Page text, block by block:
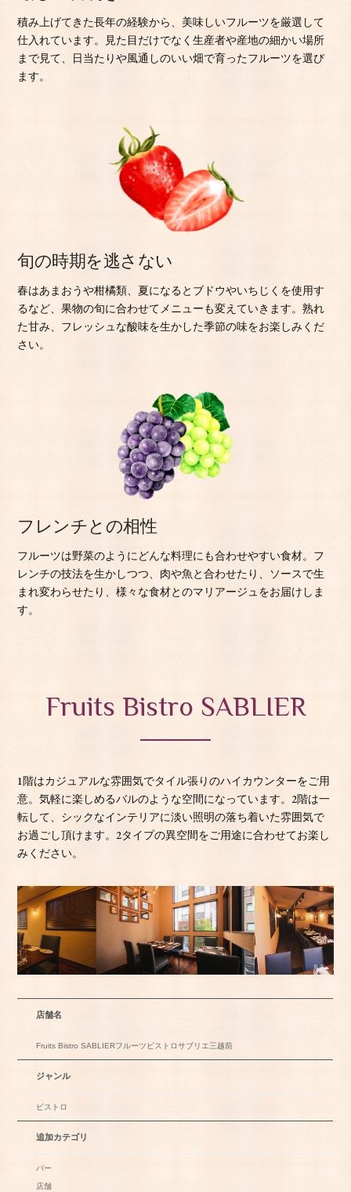
積み上げてきた長年の経験から、美味しいフルーツを厳選して
仕入れています。見た目だけでなく生産者や産地の細かい場所
まで見て、日当たりや風通しのいい畑で育ったフルーツを選び
ます。
旬の時期を逃さない
春はあまおうや柑橘類、夏になるとブドウやいちじくを使用す
るなど、果物の旬に合わせてメニューも変えていきます。熟れ
た甘み、フレッシュな酸味を生かした季節の味をお楽しみくだ
さい。
フレンチとの相性
フルーツは野菜のようにどんな料理にも合わせやすい食材。フ
レンチの技法を生かしつつ、肉や魚と合わせたり、ソースで生
まれ変わらせたり、様々な食材とのマリアージュをお届けしま
す。
Fruits Bistro SABLIER
1階はカジュアルな雰囲気でタイル張りのハイカウンターをご用
意。気軽に楽しめるバルのような空間になっています。2階は一
転して、シックなインテリアに淡い照明の落ち着いた雰囲気で
お過ごし頂けます。2タイプの異空間をご用途に合わせてお楽し
みください。
店舗名
Fruits Bistro SABLIERフルーツビストロサブリエ三越前
ジャンル
ビストロ
追加カテゴリ
バー
店舗